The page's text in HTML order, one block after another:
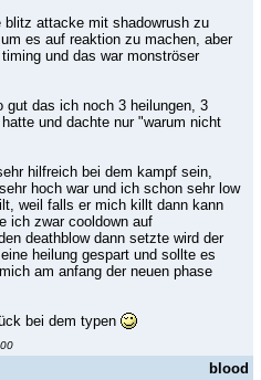
attacke mit shadowrush zu
es auf reaktion zu machen, aber
und das war monströser
gut das ich noch 3 heilungen, 3
und dachte nur "warum nicht
hilfreich bei dem kampf sein,
hoch war und ich schon sehr low
weil falls er mich killt dann kann
ich zwar cooldown auf
deathblow dann setzte wird der
heilung gespart und sollte es
am anfang der neuen phase
bei dem typen
blood